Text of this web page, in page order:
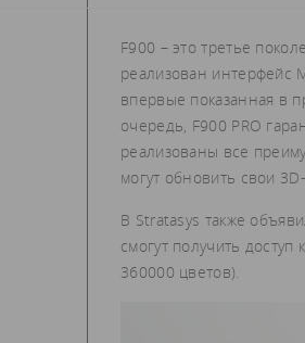
F900 – это третье
реализован интерфейс
впервые показанная в
очередь, F900 PRO
реализованы все
могут обновить свои
В Stratasys также
смогут получить
360000 цветов).